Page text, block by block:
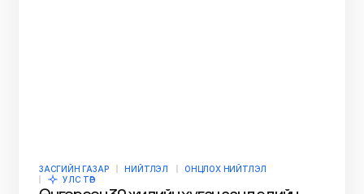
ЗАСГИЙН ГАЗАР НИЙТЛЭЛ
ОНЦЛОХ НИЙТЛЭЛ
УЛС ТӨР